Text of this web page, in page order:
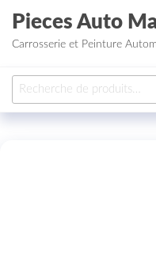
Aller au contenu
Pieces Auto
Carrosserie et Peinture
Recherche pour :